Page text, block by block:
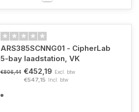
ARS385SCNNG01 - CipherLab
5-bay laadstation, VK
€806,44 €452,19 Excl. btw
€547,15 Incl. btw